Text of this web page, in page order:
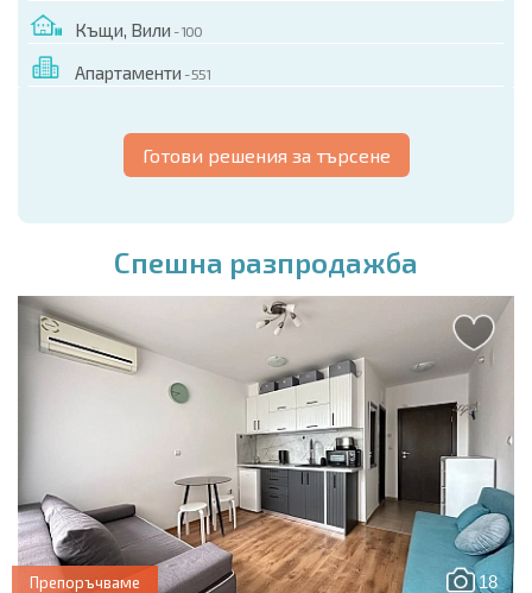
Къщи, Вили - 100
Апартаменти - 551
Готови решения за търсене
Спешна разпродажба
18
Препоръчваме